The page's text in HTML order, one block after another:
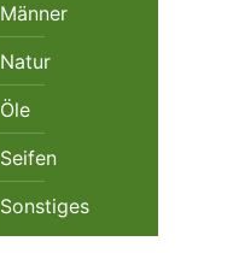
Männer
Natur
Öle
Seifen
Sonstiges